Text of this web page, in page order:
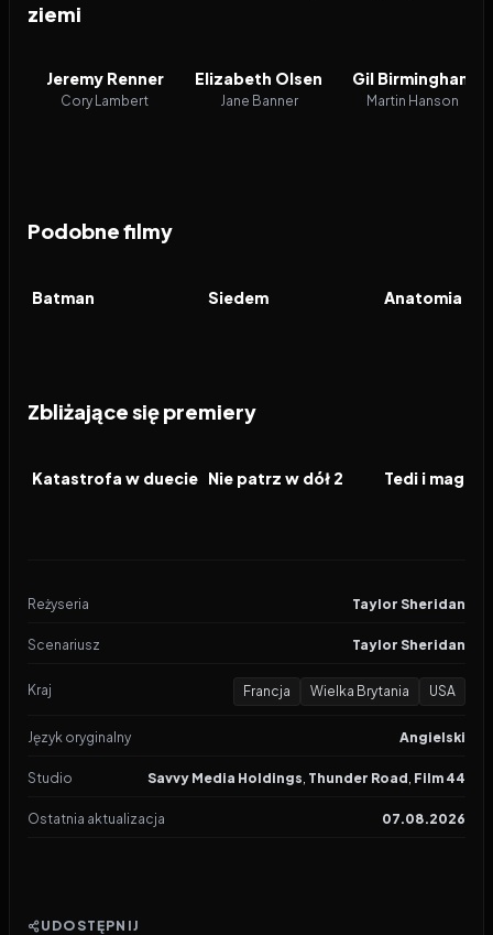
ziemi
Jeremy Renner
Cory Lambert
Elizabeth Olsen
Jane Banner
Gil Birmingham
Martin Hanson
Podobne filmy
FILM
Batman FILM
Siedem FILM
Anatomia
Zbliżające się premiery
FILM
Katastrofa w duecie FILM
Nie patrz w dół 2 FILM
Reżyseria Taylor Sheridan
Scenariusz Taylor Sheridan
Kraj Francja Wielka Brytania USA
Język oryginalny Angielski
Studio Savvy Media Holdings, Thunder Road, Film 44
Ostatnia aktualizacja 07.08.2026
UDOSTĘPNIJ